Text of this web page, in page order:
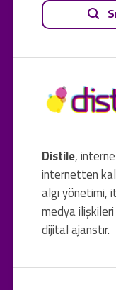
Distile,
internetten
algı yönetimi,
medya ilişkileri
dijital ajanstır.